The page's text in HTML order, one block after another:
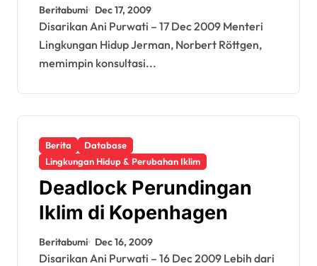
Terus Berlanjut
Beritabumi Dec 17, 2009
Disarikan Ani Purwati – 17 Dec 2009 Menteri
Lingkungan Hidup Jerman, Norbert Röttgen,
memimpin konsultasi...
Berita
Database
Lingkungan Hidup & Perubahan Iklim
Deadlock Perundingan
Iklim di Kopenhagen
Beritabumi Dec 16, 2009
Disarikan Ani Purwati – 16 Dec 2009 Lebih dari